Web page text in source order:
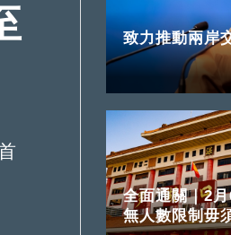
致力推動兩岸
全面通關｜2
無人數限制毋